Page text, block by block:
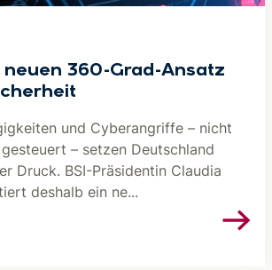
360-Grad-Ansatz
und Cyberangriffe – nicht
– setzen Deutschland
Druck. BSI-Präsidentin Claudia
deshalb ein ne...